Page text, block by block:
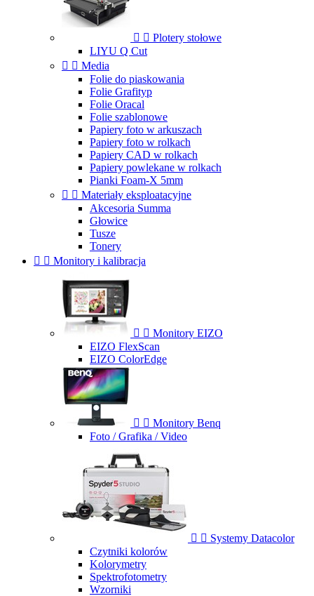
  Plotery stołowe
LIYU Q Cut
  Media
Folie do piaskowania
Folie Grafityp
Folie Oracal
Folie szablonowe
Papiery foto w arkuszach
Papiery foto w rolkach
Papiery CAD w rolkach
Papiery powlekane w rolkach
Pianki Foam-X 5mm
  Materiały eksploatacyjne
Akcesoria Summa
Głowice
Tusze
Tonery
  Monitory i kalibracja
  Monitory EIZO
EIZO FlexScan
EIZO ColorEdge
  Monitory Benq
Foto / Grafika / Video
  Systemy Datacolor
Czytniki kolorów
Kolorymetry
Spektrofotometry
Wzorniki